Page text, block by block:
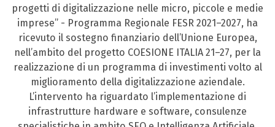
progetti di digitalizzazione nelle micro, piccole e medie
imprese” - Programma Regionale FESR 2021–2027, ha
ricevuto il sostegno finanziario dell’Unione Europea,
nell’ambito del progetto COESIONE ITALIA 21–27, per la
realizzazione di un programma di investimenti volto al
miglioramento della digitalizzazione aziendale.
L’intervento ha riguardato l’implementazione di
infrastrutture hardware e software, consulenze